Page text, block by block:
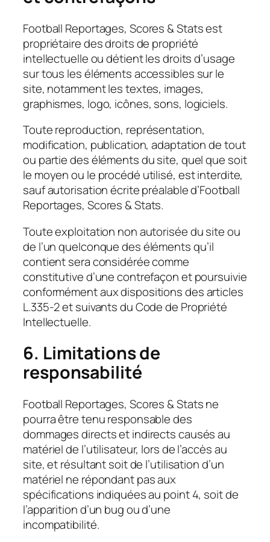
Football Reportages, Scores & Stats est
propriétaire des droits de propriété
intellectuelle ou détient les droits d’usage
sur tous les éléments accessibles sur le
site, notamment les textes, images,
graphismes, logo, icônes, sons, logiciels.
Toute reproduction, représentation,
modification, publication, adaptation de tout
ou partie des éléments du site, quel que soit
le moyen ou le procédé utilisé, est interdite,
sauf autorisation écrite préalable d’Football
Reportages, Scores & Stats.
Toute exploitation non autorisée du site ou
de l’un quelconque des éléments qu’il
contient sera considérée comme
constitutive d’une contrefaçon et poursuivie
conformément aux dispositions des articles
L.335-2 et suivants du Code de Propriété
Intellectuelle.
6. Limitations de
responsabilité
Football Reportages, Scores & Stats ne
pourra être tenu responsable des
dommages directs et indirects causés au
matériel de l’utilisateur, lors de l’accès au
site, et résultant soit de l’utilisation d’un
matériel ne répondant pas aux
spécifications indiquées au point 4, soit de
l’apparition d’un bug ou d’une
incompatibilité.